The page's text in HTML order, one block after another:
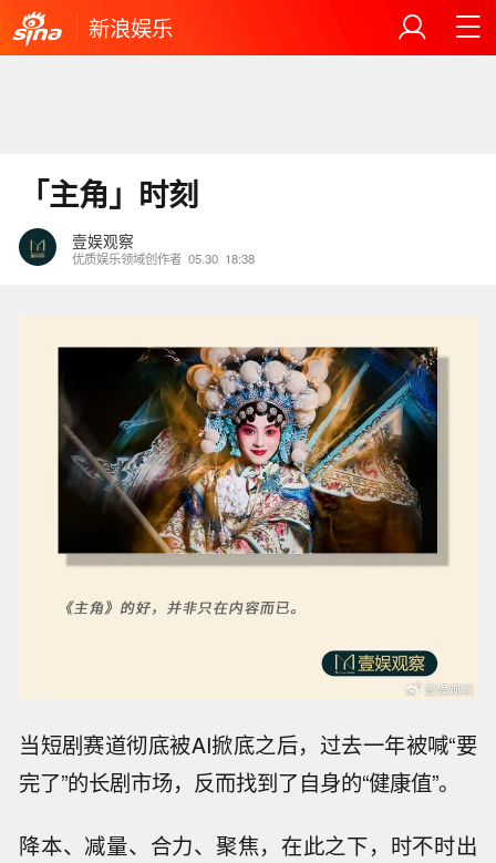
新浪娱乐
「主角」时刻
壹娱观察
优质娱乐领域创作者 05.30 18:38
当短剧赛道彻底被AI掀底之后，过去一年被喊“要
完了”的长剧市场，反而找到了自身的“健康值”。
降本、减量、合力、聚焦，在此之下，时不时出